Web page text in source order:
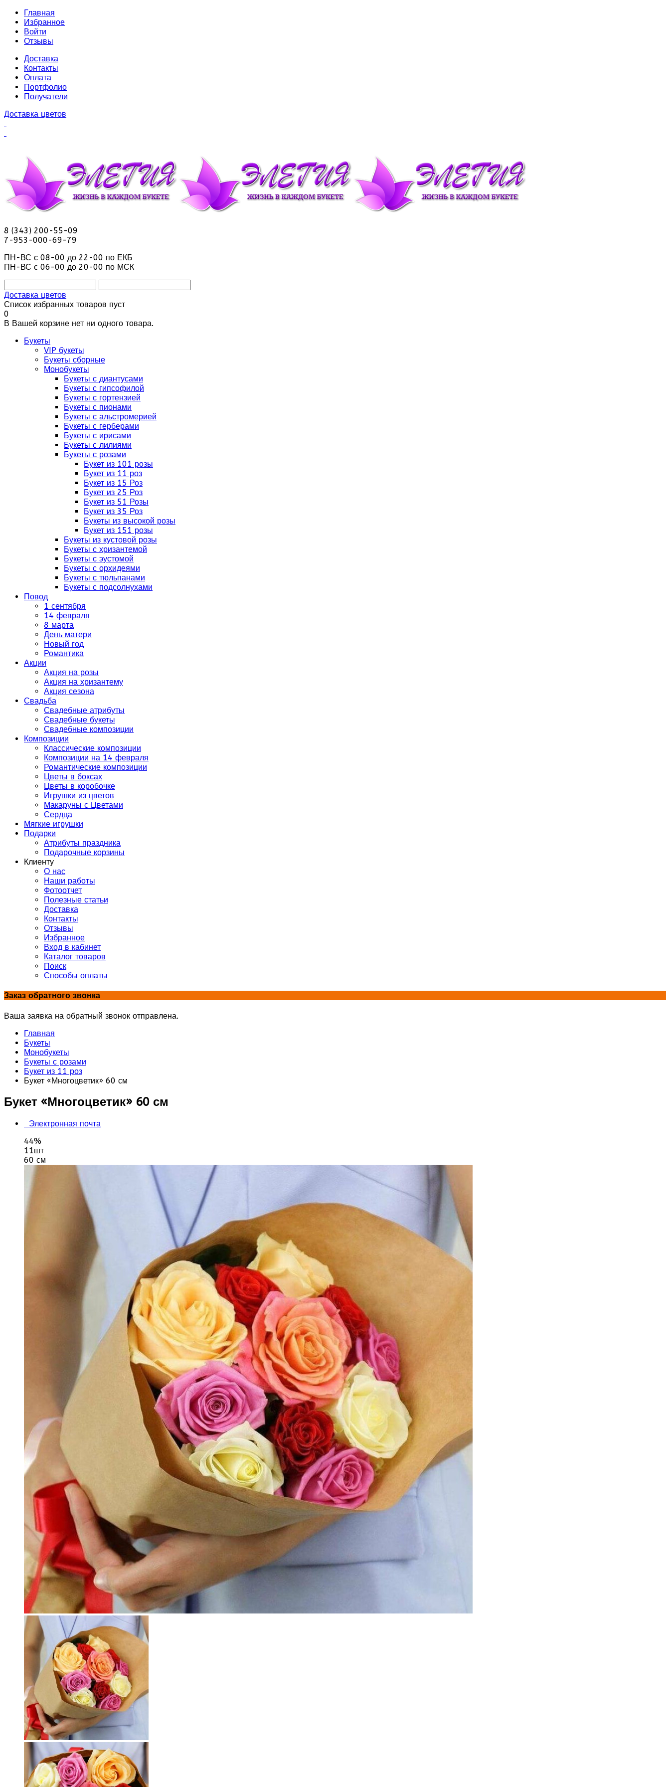
Главная
Избранное
Войти
Отзывы
Доставка
Контакты
Оплата
Портфолио
Получатели
Доставка цветов
8 (343) 200-55-09
7-953-000-69-79
ПН-ВС с 08-00 до 22-00 по ЕКБ
ПН-ВС с 06-00 до 20-00 по МСК
Доставка цветов
Список избранных товаров пуст
0
В Вашей корзине нет ни одного товара.
Букеты
VIP букеты
Букеты сборные
Монобукеты
Букеты с диантусами
Букеты с гипсофилой
Букеты с гортензией
Букеты с пионами
Букеты с альстромерией
Букеты с герберами
Букеты с ирисами
Букеты с лилиями
Букеты с розами
Букет из 101 розы
Букет из 11 роз
Букет из 15 Роз
Букет из 25 Роз
Букет из 51 Розы
Букет из 35 Роз
Букеты из высокой розы
Букет из 151 розы
Букеты из кустовой розы
Букеты с хризантемой
Букеты с эустомой
Букеты с орхидеями
Букеты с тюльпанами
Букеты с подсолнухами
Повод
1 сентября
14 февраля
8 марта
День матери
Новый год
Романтика
Акции
Акция на розы
Акция на хризантему
Акция сезона
Свадьба
Свадебные атрибуты
Свадебные букеты
Свадебные композиции
Композиции
Классические композиции
Композиции на 14 февраля
Романтические композиции
Цветы в боксах
Цветы в коробочке
Игрушки из цветов
Макаруны с Цветами
Сердца
Мягкие игрушки
Подарки
Атрибуты праздника
Подарочные корзины
Клиенту
О нас
Наши работы
Фотоотчет
Полезные статьи
Доставка
Контакты
Отзывы
Избранное
Вход в кабинет
Каталог товаров
Поиск
Способы оплаты
Заказ обратного звонка
Ваша заявка на обратный звонок отправлена.
Главная
Букеты
Монобукеты
Букеты с розами
Букет из 11 роз
Букет «Многоцветик» 60 см
Букет «Многоцветик» 60 см
Электронная почта
44%
11шт
60 см